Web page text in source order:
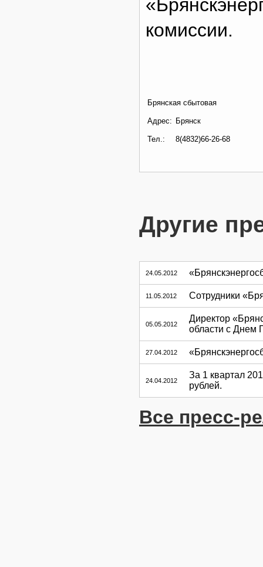
комиссии.
Брянская сбытовая
Адрес: Брянск
Тел.: 8(4832)66-26-68
Другие
24.05.2012
11.05.2012 Сотрудники
05.05.2012
Директор
области с Днем
27.04.2012
24.04.2012
За 1 квартал
рублей.
Все пресс-